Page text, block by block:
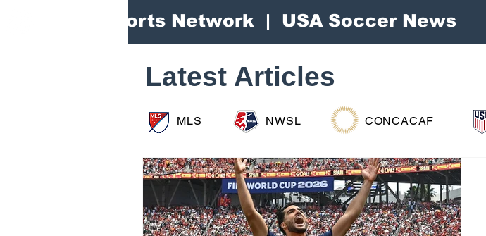
Area Sports Network | USA Soccer News
Latest Articles
MLS NWSL CONCACAF